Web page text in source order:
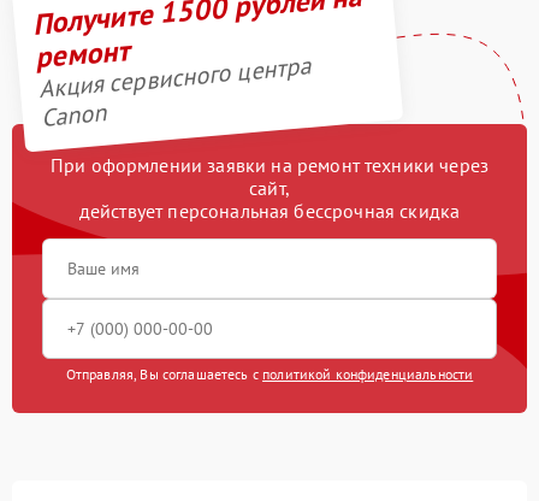
ремонт
Акция сервисного центра
Canon
При оформлении заявки на ремонт техники через
сайт,
действует персональная бессрочная скидка
Отправляя, Вы соглашаетесь с политикой конфиденциальности